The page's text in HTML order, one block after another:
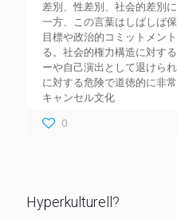
差別、性差別、社会的差別
一方、この言葉はしばしば
目標や政治的コミットメン
る。社会的権力構造に対す
ーや自己演出として退けら
に対する危険で道徳的に非
キャンセル文化
0
Hyperkulturell?